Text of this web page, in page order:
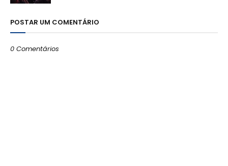
POSTAR UM COMENTÁRIO
0 Comentários